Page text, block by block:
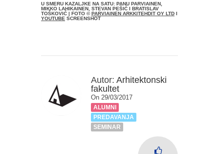
U SMERU KAZALJKE NA SATU: PANU PARVIAINEN,
MIKKO LAHIKAINEN, STEVAN PEŠIĆ I BRATISLAV
TOŠKOVIĆ | FOTO ©PARVIAINEN ARKKITEHDIT OY LTD I
YOUTUBE SCREENSHOT
Autor: Arhitektonski
fakultet
On 29/03/2017
ALUMNI
PREDAVANJA
SEMINAR